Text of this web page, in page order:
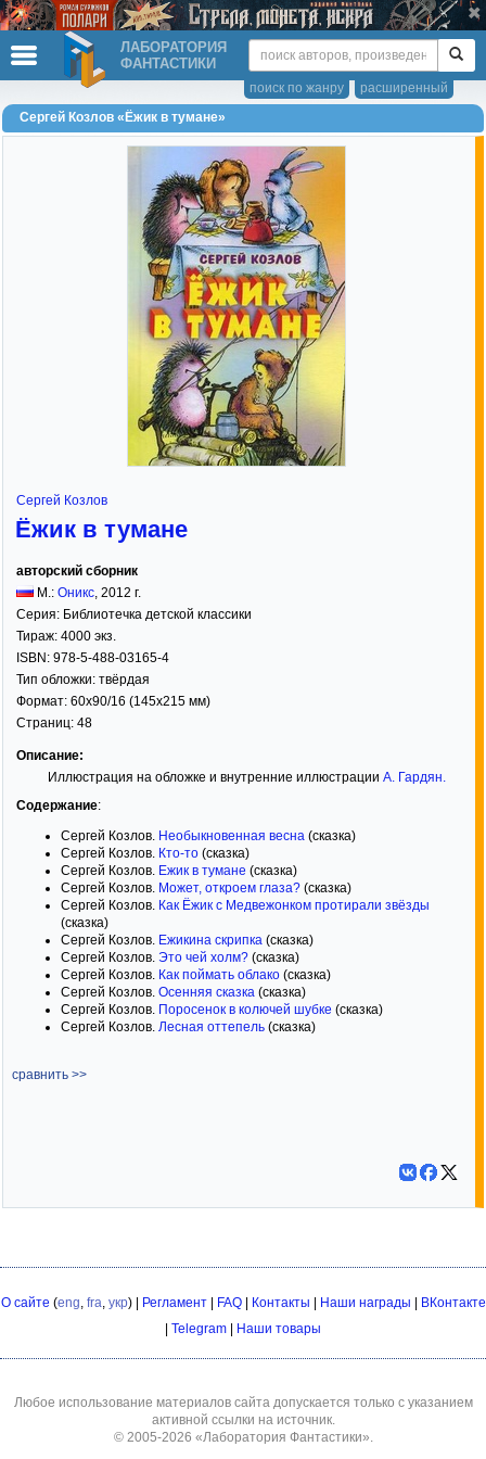
ЛАБОРАТОРИЯ
ФАНТАСТИКИ
расширенный
поиск по жанру
Сергей Козлов «Ёжик в тумане»
Сергей Козлов
Ёжик в тумане
авторский сборник
М.: Оникс, 2012 г.
Серия: Библиотечка детской классики
Тираж: 4000 экз.
ISBN: 978-5-488-03165-4
Тип обложки: твёрдая
Формат: 60x90/16 (145x215 мм)
Страниц: 48
Описание:
Иллюстрация на обложке и внутренние иллюстрации А. Гардян.
Содержание:
Сергей Козлов. Необыкновенная весна (сказка)
Сергей Козлов. Кто-то (сказка)
Сергей Козлов. Ежик в тумане (сказка)
Сергей Козлов. Может, откроем глаза? (сказка)
Сергей Козлов. Как Ёжик с Медвежонком протирали звёзды
(сказка)
Сергей Козлов. Ежикина скрипка (сказка)
Сергей Козлов. Это чей холм? (сказка)
Сергей Козлов. Как поймать облако (сказка)
Сергей Козлов. Осенняя сказка (сказка)
Сергей Козлов. Поросенок в колючей шубке (сказка)
Сергей Козлов. Лесная оттепель (сказка)
сравнить >>
О сайте (eng, fra, укр) | Регламент| FAQ| Контакты Наши награды
ВКонтакте
Telegram Наши товары
Любое использование материалов сайта допускается только с указанием
активной ссылки на источник.
© 2005-2026 «Лаборатория Фантастики».